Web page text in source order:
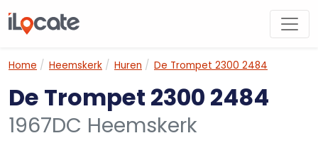
Home Heemskerk Huren De Trompet 2300 2484
De Trompet 2300 2484
1967DC Heemskerk